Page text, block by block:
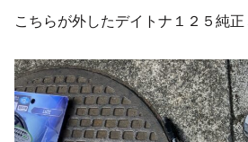
こちらが外したデイトナ１２５純正